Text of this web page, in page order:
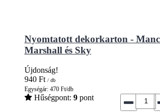
Nyomtatott dekorkarton -
Marshall és Sky
Újdonság!
940 Ft / db
Egységár: 470 Ft/db
Hűségpont: 9 pont